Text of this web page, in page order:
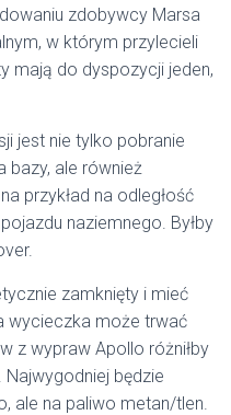
zdobywcy Marsa
w którym przylecieli
mają do dyspozycji jeden,
jest nie tylko pobranie
bazy, ale również
przykład na odległość
naziemnego. Byłby
zamknięty i mieć
wycieczka może trwać
z wypraw Apollo różniłby
będzie
ale na paliwo metan/tlen.